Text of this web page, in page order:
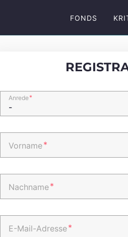
FONDS
Anrede*
Vorname*
Nachname*
E-Mail-Adresse*